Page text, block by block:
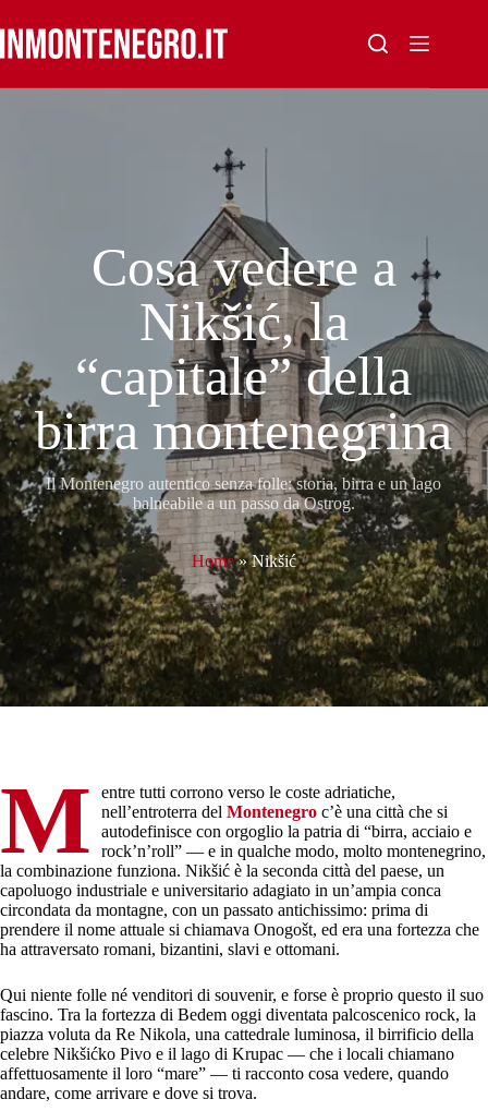
al
contenuto
Cosa vedere a
Nikšić, la
“capitale” della
birra montenegrina
Il Montenegro autentico senza folle: storia, birra e un lago
balneabile a un passo da Ostrog.
Home»Nikšić
M
entre tutti corrono verso le coste adriatiche,
nell’entroterra del Montenegroc’è una città che si
autodefinisce con orgoglio la patria di “birra, acciaio e
rock’n’roll” — e in qualche modo, molto montenegrino,
la combinazione funziona. Nikšić è la seconda città del paese, un
capoluogo industriale e universitario adagiato in un’ampia conca
circondata da montagne, con un passato antichissimo: prima di
prendere il nome attuale si chiamava Onogošt, ed era una fortezza che
ha attraversato romani, bizantini, slavi e ottomani.
Qui niente folle né venditori di souvenir, e forse è proprio questo il suo
fascino. Tra la fortezza di Bedem oggi diventata palcoscenico rock, la
piazza voluta da Re Nikola, una cattedrale luminosa, il birrificio della
celebre Nikšićko Pivo e il lago di Krupac — che i locali chiamano
affettuosamente il loro “mare” — ti racconto cosa vedere, quando
andare, come arrivare e dove si trova.